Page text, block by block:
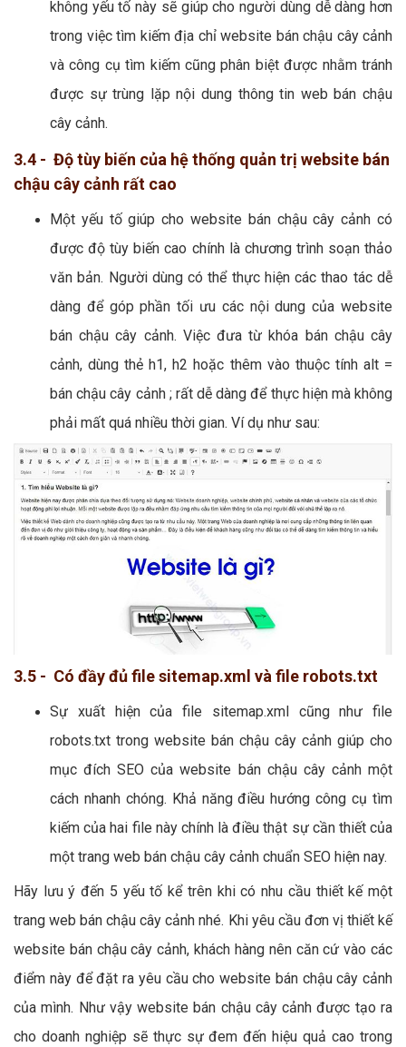
không yếu tố này sẽ giúp cho người dùng dễ dàng hơn
trong việc tìm kiếm địa chỉ website bán chậu cây cảnh
và công cụ tìm kiếm cũng phân biệt được nhằm tránh
được sự trùng lặp nội dung thông tin web bán chậu
cây cảnh.
3.4 - Độ tùy biến của hệ thống quản trị website bán
chậu cây cảnh rất cao
Một yếu tố giúp cho website bán chậu cây cảnh có
được độ tùy biến cao chính là chương trình soạn thảo
văn bản. Người dùng có thể thực hiện các thao tác dễ
dàng để góp phần tối ưu các nội dung của website
bán chậu cây cảnh. Việc đưa từ khóa bán chậu cây
cảnh, dùng thẻ h1, h2 hoặc thêm vào thuộc tính alt =
bán chậu cây cảnh ; rất dễ dàng để thực hiện mà không
phải mất quá nhiều thời gian. Ví dụ như sau:
3.5 - Có đầy đủ file sitemap.xml và file robots.txt
Sự xuất hiện của file sitemap.xml cũng như file
robots.txt trong website bán chậu cây cảnh giúp cho
mục đích SEO của website bán chậu cây cảnh một
cách nhanh chóng. Khả năng điều hướng công cụ tìm
kiếm của hai file này chính là điều thật sự cần thiết của
một trang web bán chậu cây cảnh chuẩn SEO hiện nay.
Hãy lưu ý đến 5 yếu tố kể trên khi có nhu cầu thiết kế một
trang web bán chậu cây cảnh nhé. Khi yêu cầu đơn vị thiết kế
website bán chậu cây cảnh, khách hàng nên căn cứ vào các
điểm này để đặt ra yêu cầu cho website bán chậu cây cảnh
của mình. Như vậy website bán chậu cây cảnh được tạo ra
cho doanh nghiệp sẽ thực sự đem đến hiệu quả cao trong